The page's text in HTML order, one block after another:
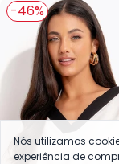
-46%
Nós utilizamos
experiência de